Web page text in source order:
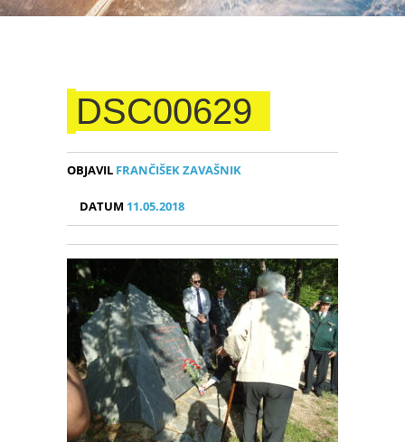
DSC00629
OBJAVIL FRANČIŠEK ZAVAŠNIK
DATUM 11.05.2018